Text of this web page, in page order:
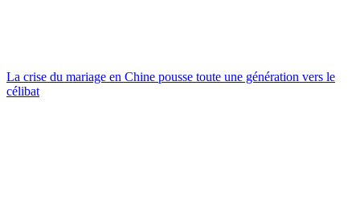
La crise du mariage en Chine pousse toute une génération vers le
célibat